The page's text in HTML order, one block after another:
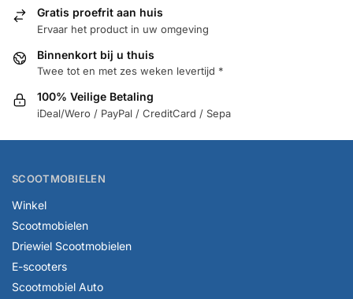
Gratis proefrit aan huis
Ervaar het product in uw omgeving
Binnenkort bij u thuis
Twee tot en met zes weken levertijd *
100% Veilige Betaling
iDeal/Wero / PayPal / CreditCard / Sepa
SCOOTMOBIELEN
Winkel
Scootmobielen
Driewiel Scootmobielen
E-scooters
Scootmobiel Auto